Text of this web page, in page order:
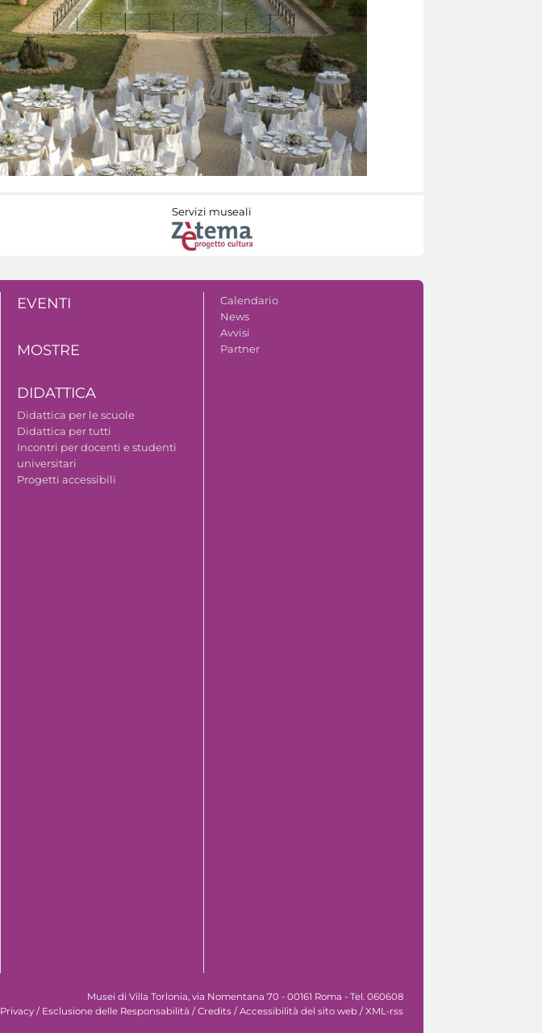
Servizi museali
EVENTI
MOSTRE
DIDATTICA
Didattica per le scuole
Didattica per tutti
Incontri per docenti e studenti
universitari
Progetti accessibili
Calendario
News
Avvisi
Partner
Musei di Villa Torlonia, via Nomentana 70 - 00161 Roma - Tel. 060608
Privacy / Esclusione delle Responsabilità / Credits / Accessibilità del sito web / XML-rss